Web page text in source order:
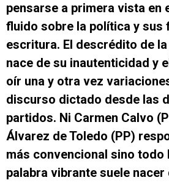
pensarse a primera vista en
fluido sobre la política y sus
escritura. El descrédito de
nace de su inautenticidad y
oír una y otra vez
discurso dictado desde las
partidos. Ni Carmen Calvo
Álvarez de Toledo (PP)
más convencional sino todo
palabra vibrante suele